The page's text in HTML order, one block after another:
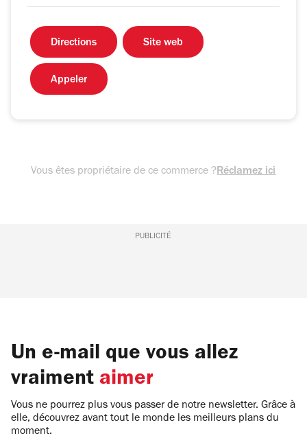
Directions Site web
Appeler
Vous êtes propriétaire de ce commerce ?Réclamez ici
PUBLICITÉ
Un e-mail que vous allez
vraiment aimer
Vous ne pourrez plus vous passer de notre newsletter. Grâce à
elle, découvrez avant tout le monde les meilleurs plans du
moment.